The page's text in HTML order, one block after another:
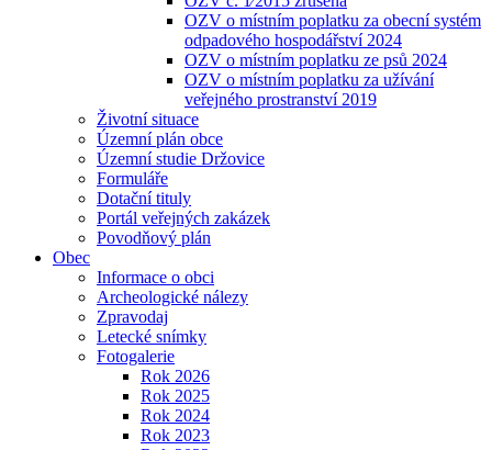
OZV o místním poplatku za obecní systém
odpadového hospodářství 2024
OZV o místním poplatku ze psů 2024
OZV o místním poplatku za užívání
veřejného prostranství 2019
Životní situace
Územní plán obce
Územní studie Držovice
Formuláře
Dotační tituly
Portál veřejných zakázek
Povodňový plán
Obec
Informace o obci
Archeologické nálezy
Zpravodaj
Letecké snímky
Fotogalerie
Rok 2026
Rok 2025
Rok 2024
Rok 2023